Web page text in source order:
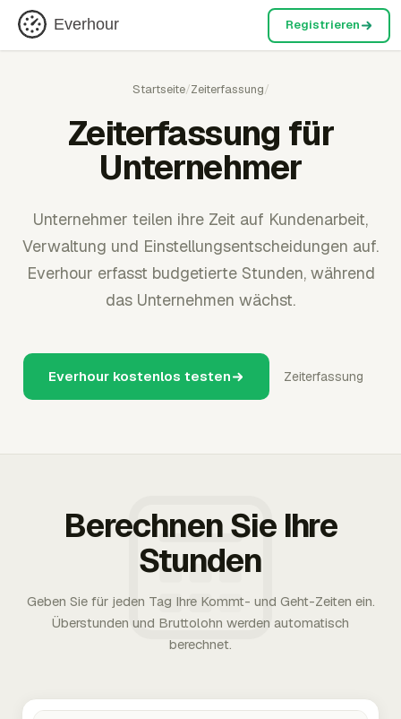
Everhour Registrieren
Startseite/Zeiterfassung/
Zeiterfassung für
Unternehmer
Unternehmer teilen ihre Zeit auf Kundenarbeit,
Verwaltung und Einstellungsentscheidungen auf.
Everhour erfasst budgetierte Stunden, während
das Unternehmen wächst.
Everhour kostenlos testen Zeiterfassung
Berechnen Sie Ihre
Stunden
Geben Sie für jeden Tag Ihre Kommt- und Geht-Zeiten ein.
Überstunden und Bruttolohn werden automatisch
berechnet.